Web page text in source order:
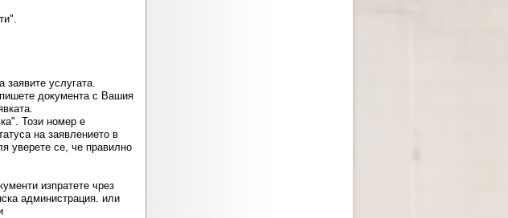
услугата.
документа с Вашия
Този номер е
на заявлението в
уверете се, че правилно
изпратете чрез
администрация. или